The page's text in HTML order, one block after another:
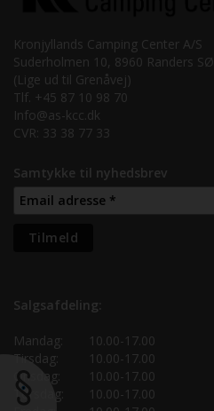
Kronjyllands Camping Center A/S
Suderholmen 10, 8960 Randers SØ
(Lige ud til Grenåvej)
Tlf. +45 87 10 98 70
Info@as-kcc.dk
CVR: 33 38 77 33
Samtykke til nyhedsbrev
Salgsafdeling:
Mandag:
10.00-17.00
Tirsdag:
10.00-17.00
Onsdag:
10.00-17.00
Torsdag:
10.00-17.00